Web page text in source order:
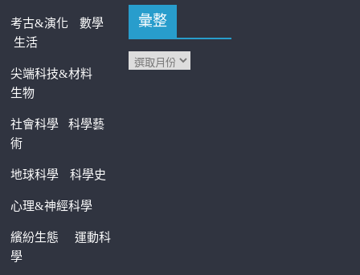
考古&演化
數學
生活
尖端科技&材料
生物
社會科學科學藝
術
地球科學 科學史
心理&神經科學
繽紛生態運動科
學
彙整